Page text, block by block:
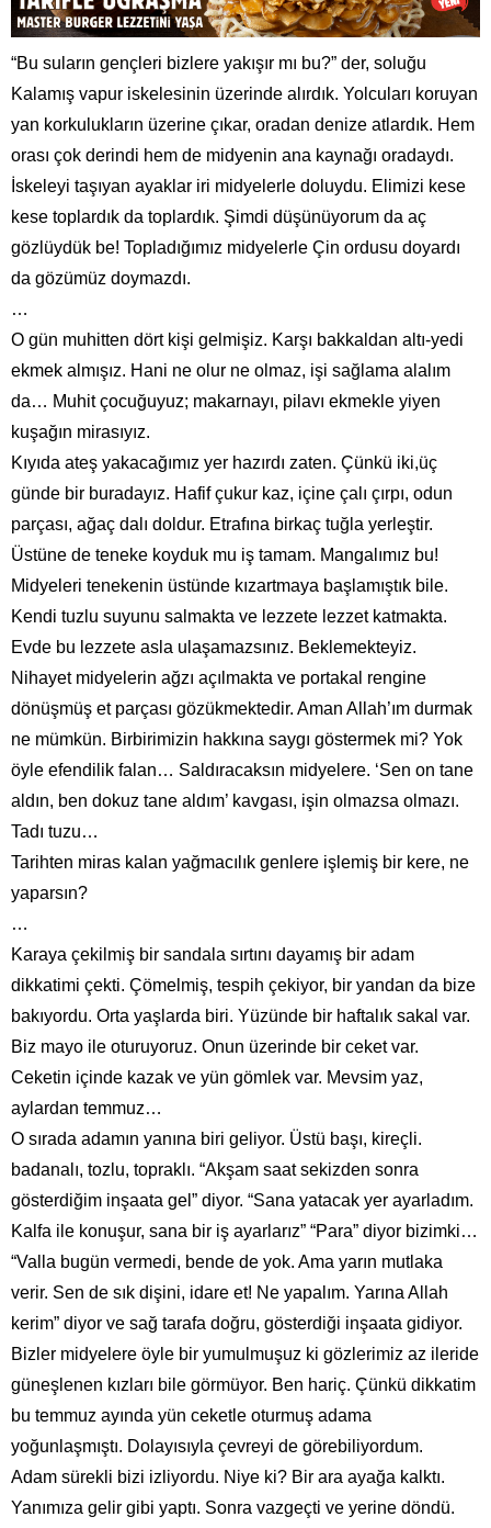
“Bu suların gençleri bizlere yakışır mı bu?” der, soluğu
Kalamış vapur iskelesinin üzerinde alırdık. Yolcuları koruyan
yan korkulukların üzerine çıkar, oradan denize atlardık. Hem
orası çok derindi hem de midyenin ana kaynağı oradaydı.
İskeleyi taşıyan ayaklar iri midyelerle doluydu. Elimizi kese
kese toplardık da toplardık. Şimdi düşünüyorum da aç
gözlüydük be! Topladığımız midyelerle Çin ordusu doyardı
da gözümüz doymazdı.
…
O gün muhitten dört kişi gelmişiz. Karşı bakkaldan altı-yedi
ekmek almışız. Hani ne olur ne olmaz, işi sağlama alalım
da… Muhit çocuğuyuz; makarnayı, pilavı ekmekle yiyen
kuşağın mirasıyız.
Kıyıda ateş yakacağımız yer hazırdı zaten. Çünkü iki,üç
günde bir buradayız. Hafif çukur kaz, içine çalı çırpı, odun
parçası, ağaç dalı doldur. Etrafına birkaç tuğla yerleştir.
Üstüne de teneke koyduk mu iş tamam. Mangalımız bu!
Midyeleri tenekenin üstünde kızartmaya başlamıştık bile.
Kendi tuzlu suyunu salmakta ve lezzete lezzet katmakta.
Evde bu lezzete asla ulaşamazsınız. Beklemekteyiz.
Nihayet midyelerin ağzı açılmakta ve portakal rengine
dönüşmüş et parçası gözükmektedir. Aman Allah’ım durmak
ne mümkün. Birbirimizin hakkına saygı göstermek mi? Yok
öyle efendilik falan… Saldıracaksın midyelere. ‘Sen on tane
aldın, ben dokuz tane aldım’ kavgası, işin olmazsa olmazı.
Tadı tuzu…
Tarihten miras kalan yağmacılık genlere işlemiş bir kere, ne
yaparsın?
…
Karaya çekilmiş bir sandala sırtını dayamış bir adam
dikkatimi çekti. Çömelmiş, tespih çekiyor, bir yandan da bize
bakıyordu. Orta yaşlarda biri. Yüzünde bir haftalık sakal var.
Biz mayo ile oturuyoruz. Onun üzerinde bir ceket var.
Ceketin içinde kazak ve yün gömlek var. Mevsim yaz,
aylardan temmuz…
O sırada adamın yanına biri geliyor. Üstü başı, kireçli.
badanalı, tozlu, topraklı. “Akşam saat sekizden sonra
gösterdiğim inşaata gel” diyor. “Sana yatacak yer ayarladım.
Kalfa ile konuşur, sana bir iş ayarlarız” “Para” diyor bizimki…
“Valla bugün vermedi, bende de yok. Ama yarın mutlaka
verir. Sen de sık dişini, idare et! Ne yapalım. Yarına Allah
kerim” diyor ve sağ tarafa doğru, gösterdiği inşaata gidiyor.
Bizler midyelere öyle bir yumulmuşuz ki gözlerimiz az ileride
güneşlenen kızları bile görmüyor. Ben hariç. Çünkü dikkatim
bu temmuz ayında yün ceketle oturmuş adama
yoğunlaşmıştı. Dolayısıyla çevreyi de görebiliyordum.
Adam sürekli bizi izliyordu. Niye ki? Bir ara ayağa kalktı.
Yanımıza gelir gibi yaptı. Sonra vazgeçti ve yerine döndü.